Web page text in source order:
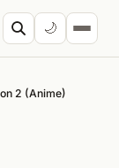
🌙
2 (Anime)